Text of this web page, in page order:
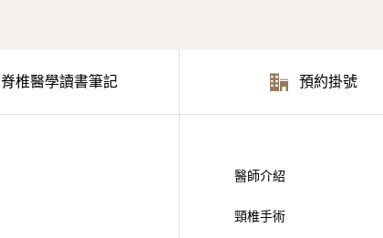
脊椎醫學讀書筆記 預約掛號
醫師介紹
頸椎手術